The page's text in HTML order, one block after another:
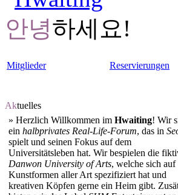
안녕하세요!
Mitglieder Reservierungen
Aktuelles
» Herzlich Willkommen im Hwaiting! Wir
ein halbprivates Real-Life-Forum, das in
spielt und seinen Fokus auf dem
Universitätsleben hat. Wir bespielen die
Danwon University of Arts, welche sich auf
Kunstformen aller Art spezifiziert hat und
kreativen Köpfen gerne ein Heim gibt.